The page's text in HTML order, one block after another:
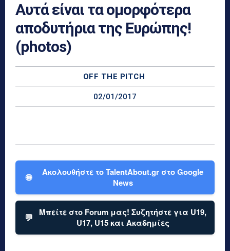
Αυτά είναι τα ομορφότερα
αποδυτήρια της Ευρώπης!
(photos)
OFF THE PITCH
02/01/2017
🌐
Ακολουθήστε το TalentAbout.gr στο Google
News
💬
Μπείτε στο Forum μας! Συζητήστε για U19,
U17, U15 και Ακαδημίες